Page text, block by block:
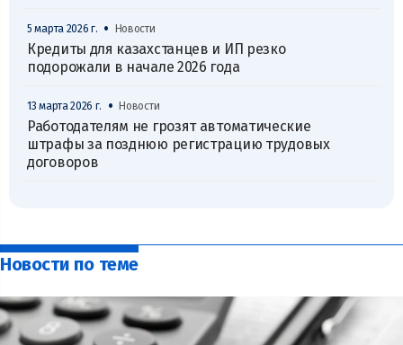
5 марта 2026 г. • Новости
Кредиты для казахстанцев и ИП резко
подорожали в начале 2026 года
13 марта 2026 г. • Новости
Работодателям не грозят автоматические
штрафы за позднюю регистрацию трудовых
договоров
Новости по теме